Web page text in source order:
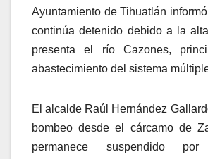
Ayuntamiento de Tihuatlán
continúa detenido debido a la
presenta el río Cazones,
abastecimiento del sistema
El alcalde Raúl Hernández
bombeo desde el cárcamo de
permanece suspendido